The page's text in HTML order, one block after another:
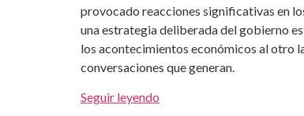
provocado reacciones significativas en
una estrategia deliberada del gobierno
los acontecimientos económicos al otro
conversaciones que generan.
Seguir leyendo